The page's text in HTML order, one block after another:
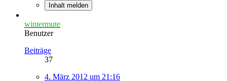
Inhalt melden
wintermute
Benutzer
Beiträge
37
4. März 2012 um 21:16